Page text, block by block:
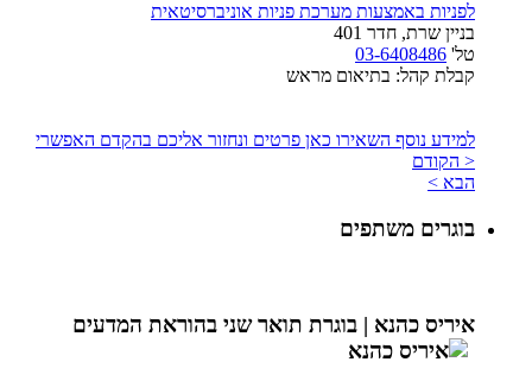
לפניות באמצעות מערכת פניות אוניברסיטאית
בניין שרת, חדר 401
טל' 03-6408486
קבלת קהל: בתיאום מראש
למידע נוסף השאירו כאן פרטים ונחזור אליכם בהקדם האפשרי
< הקודם
הבא >
בוגרים משתפים
איריס כהנא | בוגרת תואר שני בהוראת המדעים